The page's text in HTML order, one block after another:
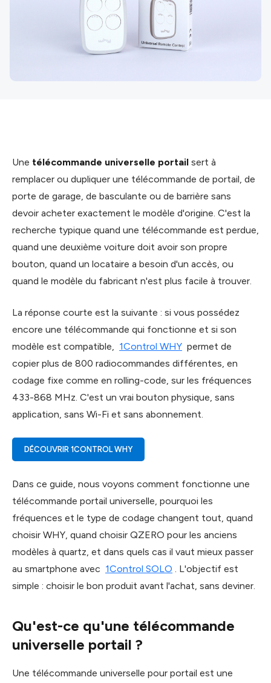
Une télécommande universelle portail sert à
remplacer ou dupliquer une télécommande de portail, de
porte de garage, de basculante ou de barrière sans
devoir acheter exactement le modèle d'origine. C'est la
recherche typique quand une télécommande est perdue,
quand une deuxième voiture doit avoir son propre
bouton, quand un locataire a besoin d'un accès, ou
quand le modèle du fabricant n'est plus facile à trouver.
La réponse courte est la suivante : si vous possédez
encore une télécommande qui fonctionne et si son
modèle est compatible,
1Control WHY permet de
copier plus de 800 radiocommandes différentes, en
codage fixe comme en rolling-code, sur les fréquences
433-868 MHz. C'est un vrai bouton physique, sans
application, sans Wi-Fi et sans abonnement.
DÉCOUVRIR 1CONTROL WHY
Dans ce guide, nous voyons comment fonctionne une
télécommande portail universelle, pourquoi les
fréquences et le type de codage changent tout, quand
choisir WHY, quand choisir QZERO pour les anciens
modèles à quartz, et dans quels cas il vaut mieux passer
au smartphone avec 1Control SOLO
. L'objectif est
simple : choisir le bon produit avant l'achat, sans deviner.
Qu'est-ce qu'une télécommande
universelle portail ?
Une télécommande universelle pour portail est une